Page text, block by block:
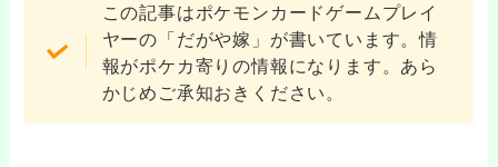
この記事はポケモンカードゲームプレイ
ヤーの「だがや嫁」が書いています。情
報がポケカ寄りの情報になります。あら
かじめご承知おきください。